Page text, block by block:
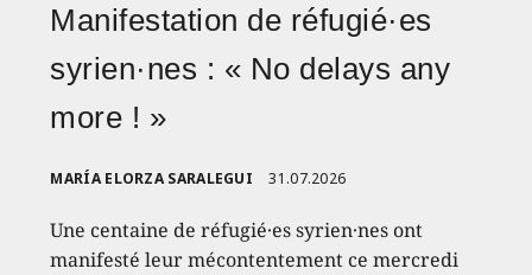
Manifestation de réfugié·es
syrien·nes : « No delays any
more ! »
MARÍA ELORZA SARALEGUI 31.07.2026
Une centaine de réfugié·es syrien·nes ont
manifesté leur mécontentement ce mercredi